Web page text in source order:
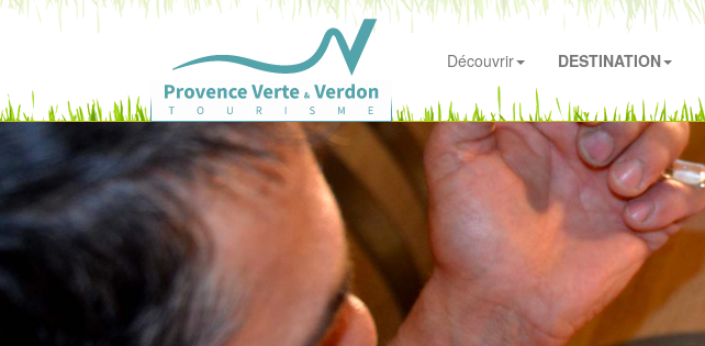
Découvrir
DESTINATION